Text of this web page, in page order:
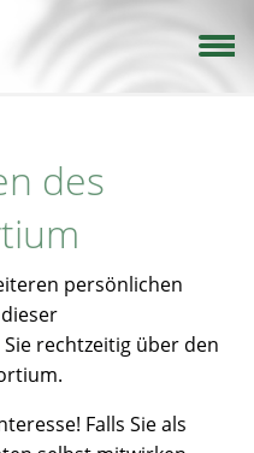
des
persönlichen
rechtzeitig über den
Falls Sie als